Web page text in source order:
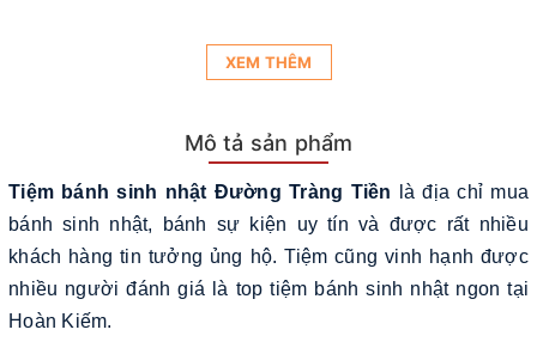
XEM THÊM
Mô tả sản phẩm
Tiệm bánh sinh nhật Đường Tràng Tiền
là địa chỉ mua
bánh sinh nhật, bánh sự kiện uy tín và được rất nhiều
khách hàng tin tưởng ủng hộ. Tiệm cũng vinh hạnh được
nhiều người đánh giá là top tiệm bánh sinh nhật ngon tại
Hoàn Kiếm.